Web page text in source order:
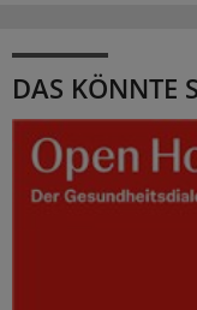
DAS KÖNNTE